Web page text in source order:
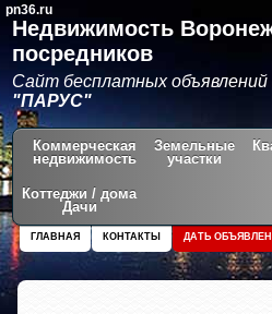
pn36.ru
Недвижимость
посредников
Сайт бесплатных
"ПАРУС"
Коммерческая
недвижимость
Земельные
участки
Коттеджи / дома
Дачи
ДАТЬ
КОНТАКТЫ
ГЛАВНАЯ